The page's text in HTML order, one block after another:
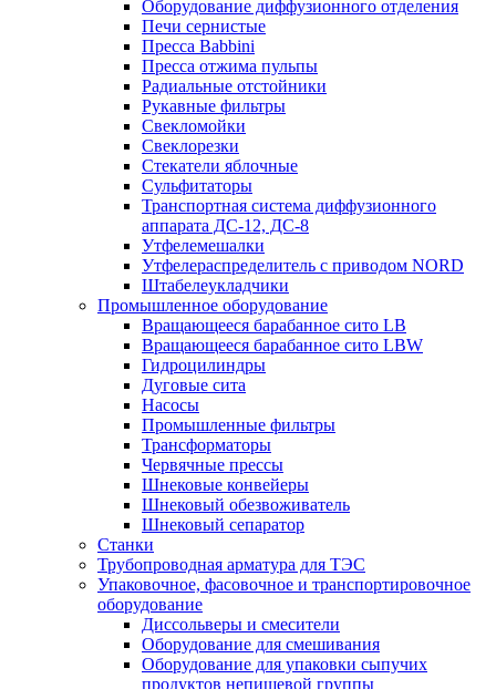
Оборудование диффузионного отделения
Печи сернистые
Пресса Babbini
Пресса отжима пульпы
Радиальные отстойники
Рукавные фильтры
Свекломойки
Свеклорезки
Стекатели яблочные
Сульфитаторы
Транспортная система диффузионного
аппарата ДС-12, ДС-8
Утфелемешалки
Утфелераспределитель с приводом NORD
Штабелеукладчики
Промышленное оборудование
Вращающееся барабанное сито LB
Вращающееся барабанное сито LBW
Гидроцилиндры
Дуговые сита
Насосы
Промышленные фильтры
Трансформаторы
Червячные прессы
Шнековые конвейеры
Шнековый обезвоживатель
Шнековый сепаратор
Станки
Трубопроводная арматура для ТЭС
Упаковочное, фасовочное и транспортировочное
оборудование
Диссольверы и смесители
Оборудование для смешивания
Оборудование для упаковки сыпучих
продуктов непищевой группы